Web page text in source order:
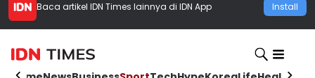
Baca artikel IDN Times lainnya di IDN App Install